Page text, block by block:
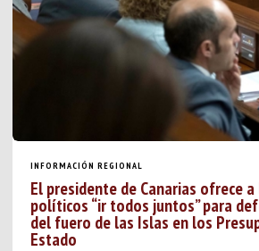
INFORMACIÓN REGIONAL
El presidente de Canarias ofrece
políticos “ir todos juntos” para
del fuero de las Islas en los
Estado